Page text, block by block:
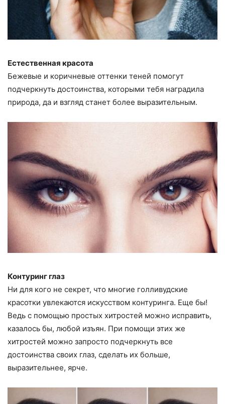
Естественная красота
Бежевые и коричневые оттенки теней помогут
подчеркнуть достоинства, которыми тебя наградила
природа, да и взгляд станет более выразительным.
Контуринг глаз
Ни для кого не секрет, что многие голливудские
красотки увлекаются искусством контуринга. Еще бы!
Ведь с помощью простых хитростей можно исправить,
казалось бы, любой изъян. При помощи этих же
хитростей можно запросто подчеркнуть все
достоинства своих глаз, сделать их больше,
выразительнее, ярче.